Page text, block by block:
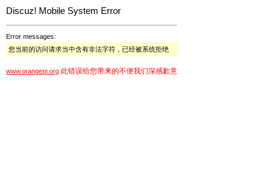
Discuz! Mobile System Error
Error messages:
您当前的访问请求当中含有非法字符，已经被系统拒绝
www.orangepi.org 此错误给您带来的不便我们深感歉意